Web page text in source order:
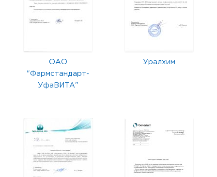
ОАО
"Фармстандарт-
УфаВИТА"
Уралхим